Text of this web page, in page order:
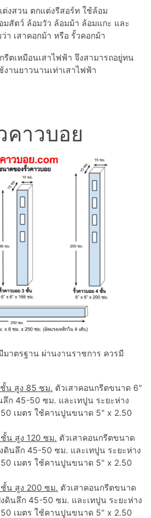
งสวน ตกแต่งรีสอร์ท ใช้ล้อม
สัตว์ ล้อมวัว ล้อมม้า ล้อมแกะ และ
า เสาคอกม้า หรือ รั้วคอกม้า
ตเหมือนเสาไฟฟ้า จึงสามารถอยู่ทน
านยาวนานเท่าเสาไฟฟ้า
คาวบอย
มาตรฐาน ผ่านงานราชการ ควรมี
น สูง 85 ซม. ตัวเสาคอนกรีตขนาด 6"
ลึก 45-50 ซม. และเทปูน ระยะห่าง
เมตร ใช้คานปูนขนาด 5" x 2.50
น สูง 120 ซม. ตัวเสาคอนกรีตขนาด
ดินลึก 45-50 ซม. และเทปูน ระยะห่าง
เมตร ใช้คานปูนขนาด 5" x 2.50
น สูง 200 ซม. ตัวเสาคอนกรีตขนาด
ดินลึก 45-50 ซม. และเทปูน ระยะห่าง
เมตร ใช้คานปูนขนาด 5" x 2.50